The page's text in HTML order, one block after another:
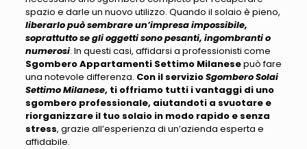
spazio e darle un nuovo utilizzo. Quando il solaio è pieno,
liberarlo può sembrare un’impresa impossibile,
soprattutto se gli oggetti sono pesanti, ingombranti o
numerosi. In questi casi, affidarsi a professionisti come
Sgombero Appartamenti Settimo Milanesepuò fare
una notevole differenza. Con il servizioSgombero Solai
Settimo Milanese, ti offriamo tutti i vantaggi di uno
sgombero professionale, aiutandoti a svuotare e
riorganizzare il tuo solaio in modo rapido e senza
stress, grazie all’esperienza di un’azienda esperta e
affidabile.